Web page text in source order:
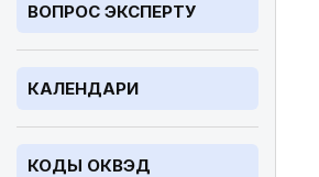
ВОПРОС ЭКСПЕРТУ
КАЛЕНДАРИ
КОДЫ ОКВЭД